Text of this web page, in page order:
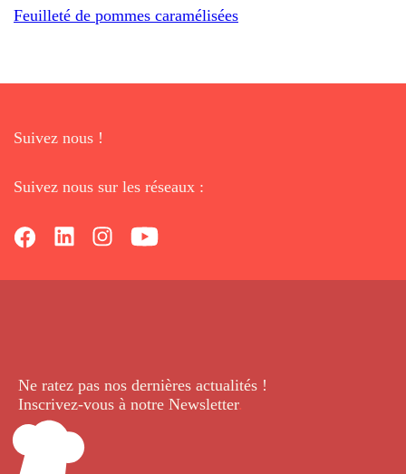
Feuilleté de pommes caramélisées
Suivez nous !
Suivez nous sur les réseaux :
Ne ratez pas nos dernières actualités !
Inscrivez-vous à notre Newsletter.